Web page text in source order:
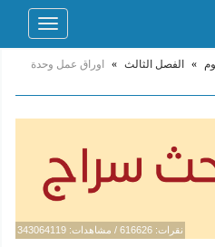
Toggle
» الفصل الثالث »
اوراق عمل وحدة
نقرات: 616626 / مشاهدات: 343064119